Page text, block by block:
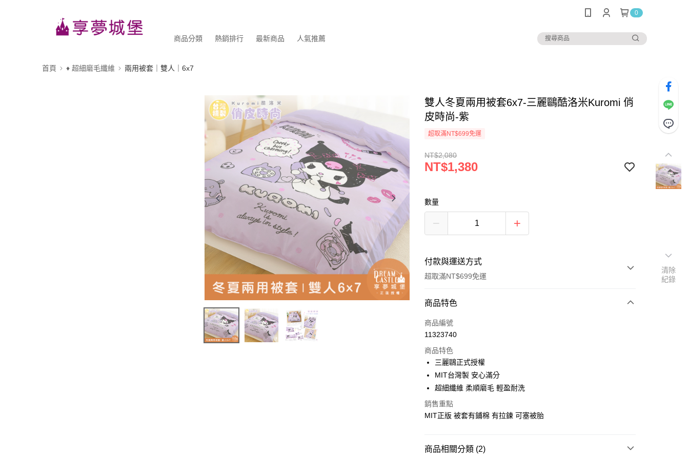
0
商品分類 熱銷排行 最新商品 人氣推薦
首頁 ♦ 超細磨毛纖維 兩用被套｜雙人｜6x7
雙人冬夏兩用被套6x7-三麗鷗酷洛米Kuromi 俏
皮時尚-紫
超取滿NT$699免運
NT$2,080
NT$1,380
數量
付款與運送方式
超取滿NT$699免運
付款方式
信用卡一次付款
LINE Pay
Apple Pay
悠遊付
ATM付款
商品特色
商品編號
11323740
商品特色
三麗鷗正式授權
MIT台灣製 安心滿分
超細纖維 柔順磨毛 輕盈耐洗
銷售重點
MIT正版 被套有鋪棉 有拉鍊 可塞被胎
商品相關分類 (2)
清除
紀錄